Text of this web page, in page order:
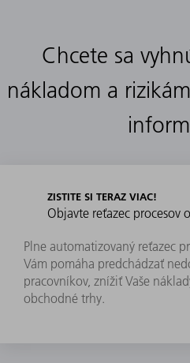
Chcete sa
nákladom a
ZISTITE SI TERAZ VIAC!
Objavte reťazec procesov
Plne automatizovaný reťazec
Vám pomáha predchádzať
pracovníkov, znížiť Vaše
obchodné trhy.
Chcete zistiť, ako
vaše